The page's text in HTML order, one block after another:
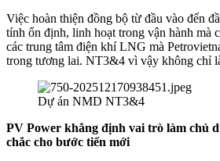
Việc hoàn thiện đồng bộ từ đầu vào đến
tính ổn định, linh hoạt trong vận hành mà
các trung tâm điện khí LNG mà
trong tương lai. NT3&4 vì vậy không chỉ
Dự án NMD NT3&4
PV Power khẳng định vai trò làm chủ
chắc cho bước tiến mới